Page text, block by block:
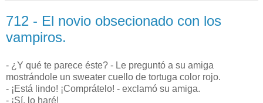
712 - El novio obsecionado con los
vampiros.
- ¿Y qué te parece éste? - Le preguntó a su amiga
mostrándole un sweater cuello de tortuga color rojo.
- ¡Está lindo! ¡Comprátelo! - exclamó su amiga.
- ¡Sí, lo haré!